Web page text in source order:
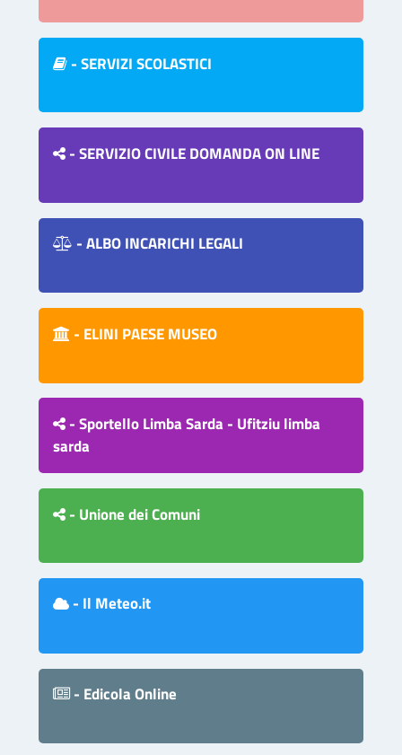
- SERVIZI SCOLASTICI
- SERVIZIO CIVILE DOMANDA ON LINE
- ALBO INCARICHI LEGALI
- ELINI PAESE MUSEO
- Sportello Limba Sarda - Ufitziu limba
sarda
- Unione dei Comuni
- Il Meteo.it
- Edicola Online